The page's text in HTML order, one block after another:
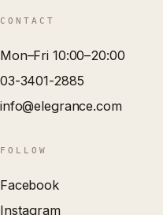
CONTACT
Mon–Fri 10:00–20:00
03-3401-2885
info@elegrance.com
FOLLOW
Facebook
Instagram